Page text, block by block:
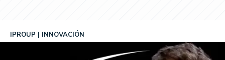
IPROUP INNOVACIÓN